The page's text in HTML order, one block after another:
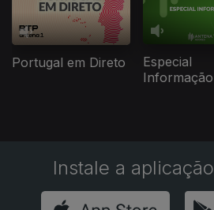
Portugal em Direto
Especial
Informação
Instale a aplicação